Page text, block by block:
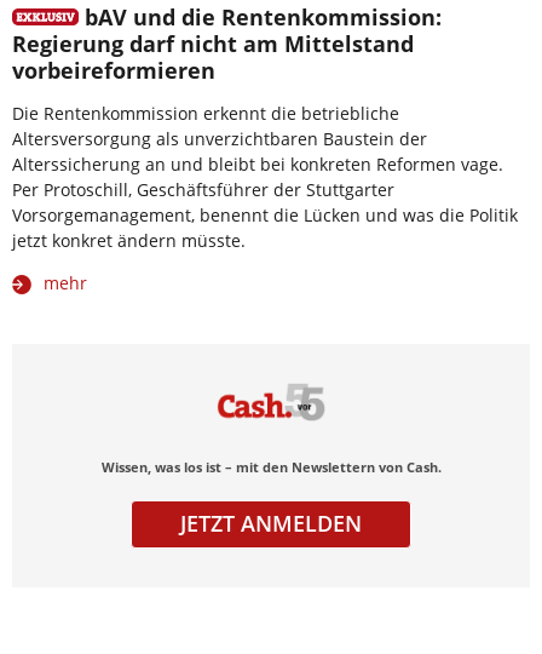
bAV und die Rentenkommission:
Regierung darf nicht am Mittelstand
vorbeireformieren
Die Rentenkommission erkennt die betriebliche
Altersversorgung als unverzichtbaren Baustein der
Alterssicherung an und bleibt bei konkreten Reformen vage.
Per Protoschill, Geschäftsführer der Stuttgarter
Vorsorgemanagement, benennt die Lücken und was die Politik
jetzt konkret ändern müsste.
mehr
Wissen, was los ist – mit den Newslettern von Cash.
JETZT ANMELDEN